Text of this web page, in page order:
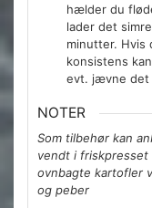
hælder du
lader det
minutter. Hvis
konsistens
evt. jævne det
NOTER
Som tilbehør kan
vendt i friskpresset
ovnbagte kartofler
og peber